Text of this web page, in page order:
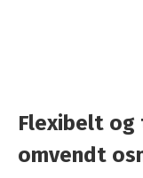
Flexibelt
omvendt